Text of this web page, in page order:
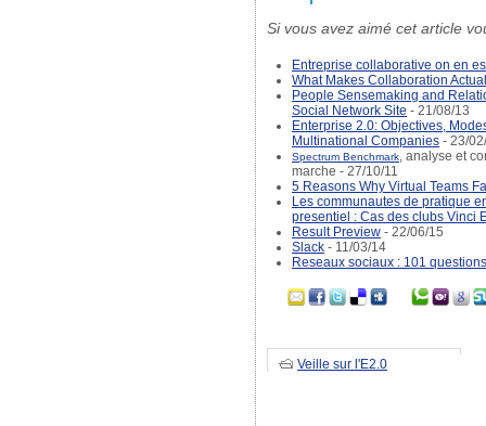
Si vous avez aimé cet article
Entreprise collaborative on en
What Makes Collaboration
People Sensemaking and
Social Network Site - 21/08/13
Enterprise 2.0: Objectives,
Multinational Companies - 23/
Spectrum Benchmark, analyse et
marche - 27/10/11
5 Reasons Why Virtual Teams
Les communautes de pratique
presentiel : Cas des clubs Vinci
Result Preview - 22/06/15
Slack - 11/03/14
Reseaux sociaux : 101
Veille sur l'E2.0